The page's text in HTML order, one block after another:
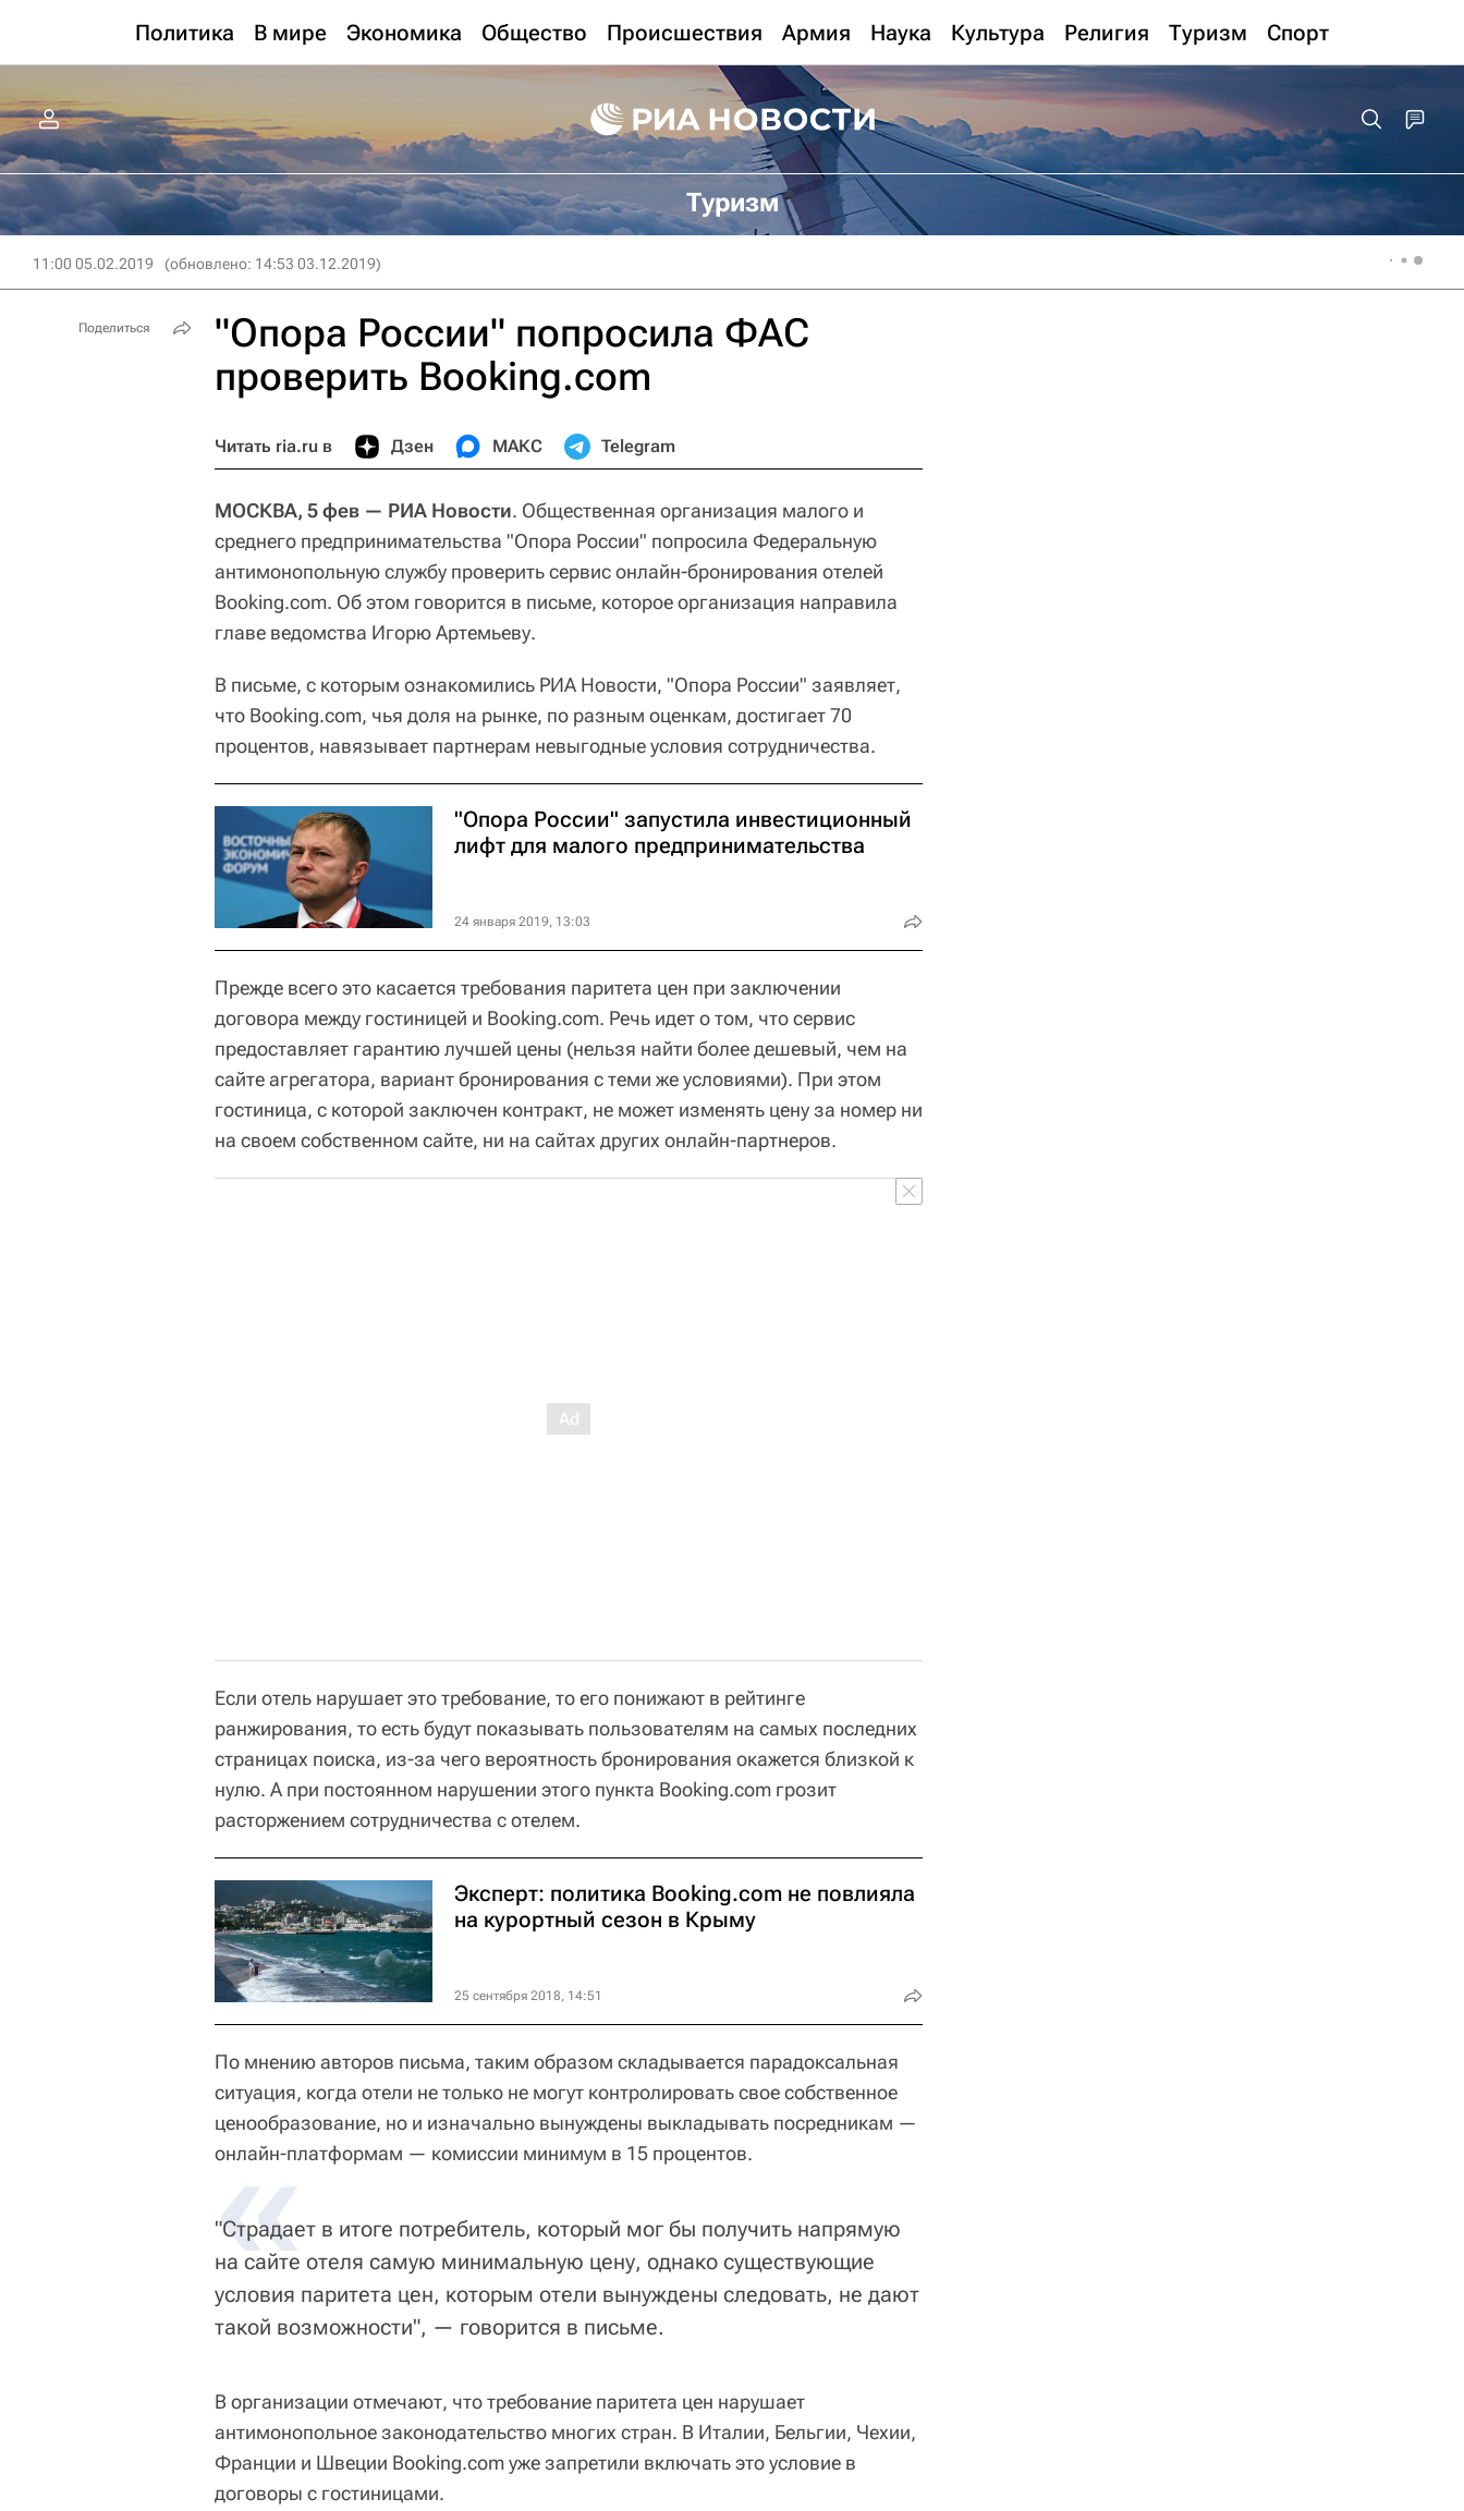
Политика В мире Экономика Общество Происшествия Армия Наука Культура Религия Туризм Спорт
Туризм
11:00 05.02.2019 (обновлено: 14:53 03.12.2019)
"Опора России" попросила ФАС
проверить Booking.com
Читать ria.ru в Дзен МАКС Telegram
МОСКВА, 5 фев — РИА Новости. Общественная организация малого и
среднего предпринимательства "Опора России" попросила Федеральную
антимонопольную службу проверить сервис онлайн-бронирования отелей
Booking.com. Об этом говорится в письме, которое организация направила
главе ведомства Игорю Артемьеву.
В письме, с которым ознакомились РИА Новости, "Опора России" заявляет,
что Booking.com, чья доля на рынке, по разным оценкам, достигает 70
процентов, навязывает партнерам невыгодные условия сотрудничества.
"Опора России" запустила инвестиционный
лифт для малого предпринимательства
24 января 2019, 13:03
Прежде всего это касается требования паритета цен при заключении
договора между гостиницей и Booking.com. Речь идет о том, что сервис
предоставляет гарантию лучшей цены (нельзя найти более дешевый, чем на
сайте агрегатора, вариант бронирования с теми же условиями). При этом
гостиница, с которой заключен контракт, не может изменять цену за номер ни
на своем собственном сайте, ни на сайтах других онлайн-партнеров.
Если отель нарушает это требование, то его понижают в рейтинге
ранжирования, то есть будут показывать пользователям на самых последних
страницах поиска, из-за чего вероятность бронирования окажется близкой к
нулю. А при постоянном нарушении этого пункта Booking.com грозит
расторжением сотрудничества с отелем.
Эксперт: политика Booking.com не повлияла
на курортный сезон в Крыму
25 сентября 2018, 14:51
По мнению авторов письма, таким образом складывается парадоксальная
ситуация, когда отели не только не могут контролировать свое собственное
ценообразование, но и изначально вынуждены выкладывать посредникам —
онлайн-платформам — комиссии минимум в 15 процентов.
«
"Страдает в итоге потребитель, который мог бы получить напрямую
на сайте отеля самую минимальную цену, однако существующие
условия паритета цен, которым отели вынуждены следовать, не дают
такой возможности", — говорится в письме.
В организации отмечают, что требование паритета цен нарушает
антимонопольное законодательство многих стран. В Италии, Бельгии, Чехии,
Франции и Швеции Booking.com уже запретили включать это условие в
договоры с гостиницами.
Поделиться